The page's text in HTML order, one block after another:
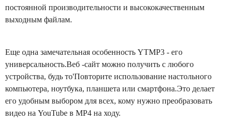
постоянной производительности и высококачественным
выходным файлам.
Еще одна замечательная особенность YTMP3 - его
универсальность.Веб -сайт можно получить с любого
устройства, будь то'Повторите использование настольного
компьютера, ноутбука, планшета или смартфона.Это делает
его удобным выбором для всех, кому нужно преобразовать
видео на YouTube в MP4 на ходу.